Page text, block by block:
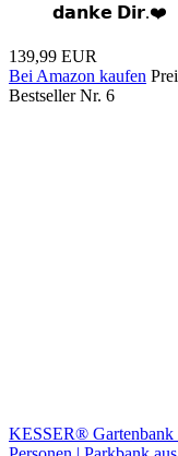
𝗱𝗮𝗻𝗸𝗲 𝗗𝗶𝗿.❤️
139,99 EUR
Bei Amazon kaufen
Bestseller Nr. 6
KESSER® Gartenbank